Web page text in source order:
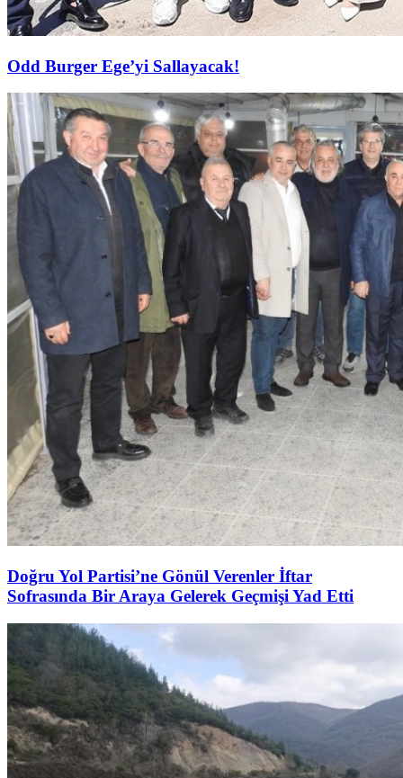
Odd Burger Ege’yi Sallayacak!
Doğru Yol Partisi’ne Gönül Verenler İftar
Sofrasında Bir Araya Gelerek Geçmişi Yad Etti